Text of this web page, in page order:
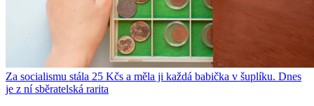
Za socialismu stála 25 Kčs a měla ji každá babička v šuplíku. Dnes
je z ní sběratelská rarita